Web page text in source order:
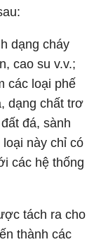
dạng cháy
cao su v.v.;
các loại phế
dạng chất trơ
đá, sành
này chỉ có
các hệ thống
tách ra cho
thành các